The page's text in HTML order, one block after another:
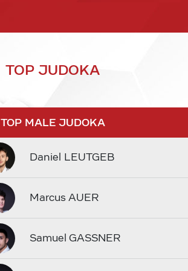
TOP JUDOKA
TOP MALE JUDOKA
Daniel LEUTGEB
Marcus AUER
Samuel GASSNER